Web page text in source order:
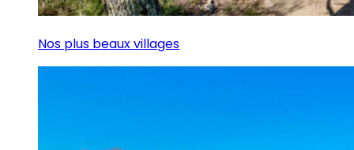
Nos plus beaux villages